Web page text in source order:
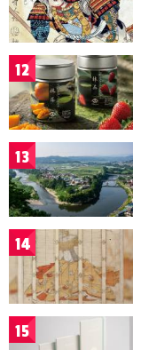
12
13
14
15